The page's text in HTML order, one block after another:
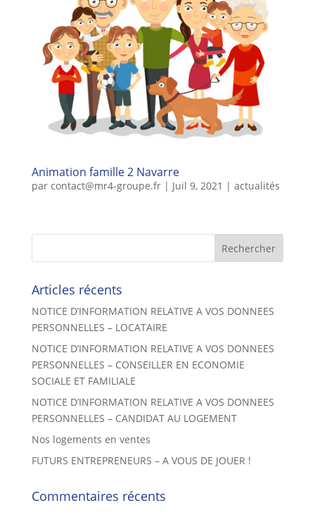
Animation famille 2 Navarre
par contact@mr4-groupe.fr| Juil 9, 2021 | actualités
Articles récents
NOTICE D’INFORMATION RELATIVE A VOS DONNEES
PERSONNELLES – LOCATAIRE
NOTICE D’INFORMATION RELATIVE A VOS DONNEES
PERSONNELLES – CONSEILLER EN ECONOMIE
SOCIALE ET FAMILIALE
NOTICE D’INFORMATION RELATIVE A VOS DONNEES
PERSONNELLES – CANDIDAT AU LOGEMENT
Nos logements en ventes
FUTURS ENTREPRENEURS – A VOUS DE JOUER !
Commentaires récents